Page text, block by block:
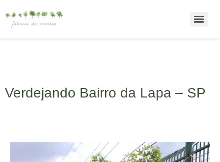
Verdejando Bairro da Lapa – SP